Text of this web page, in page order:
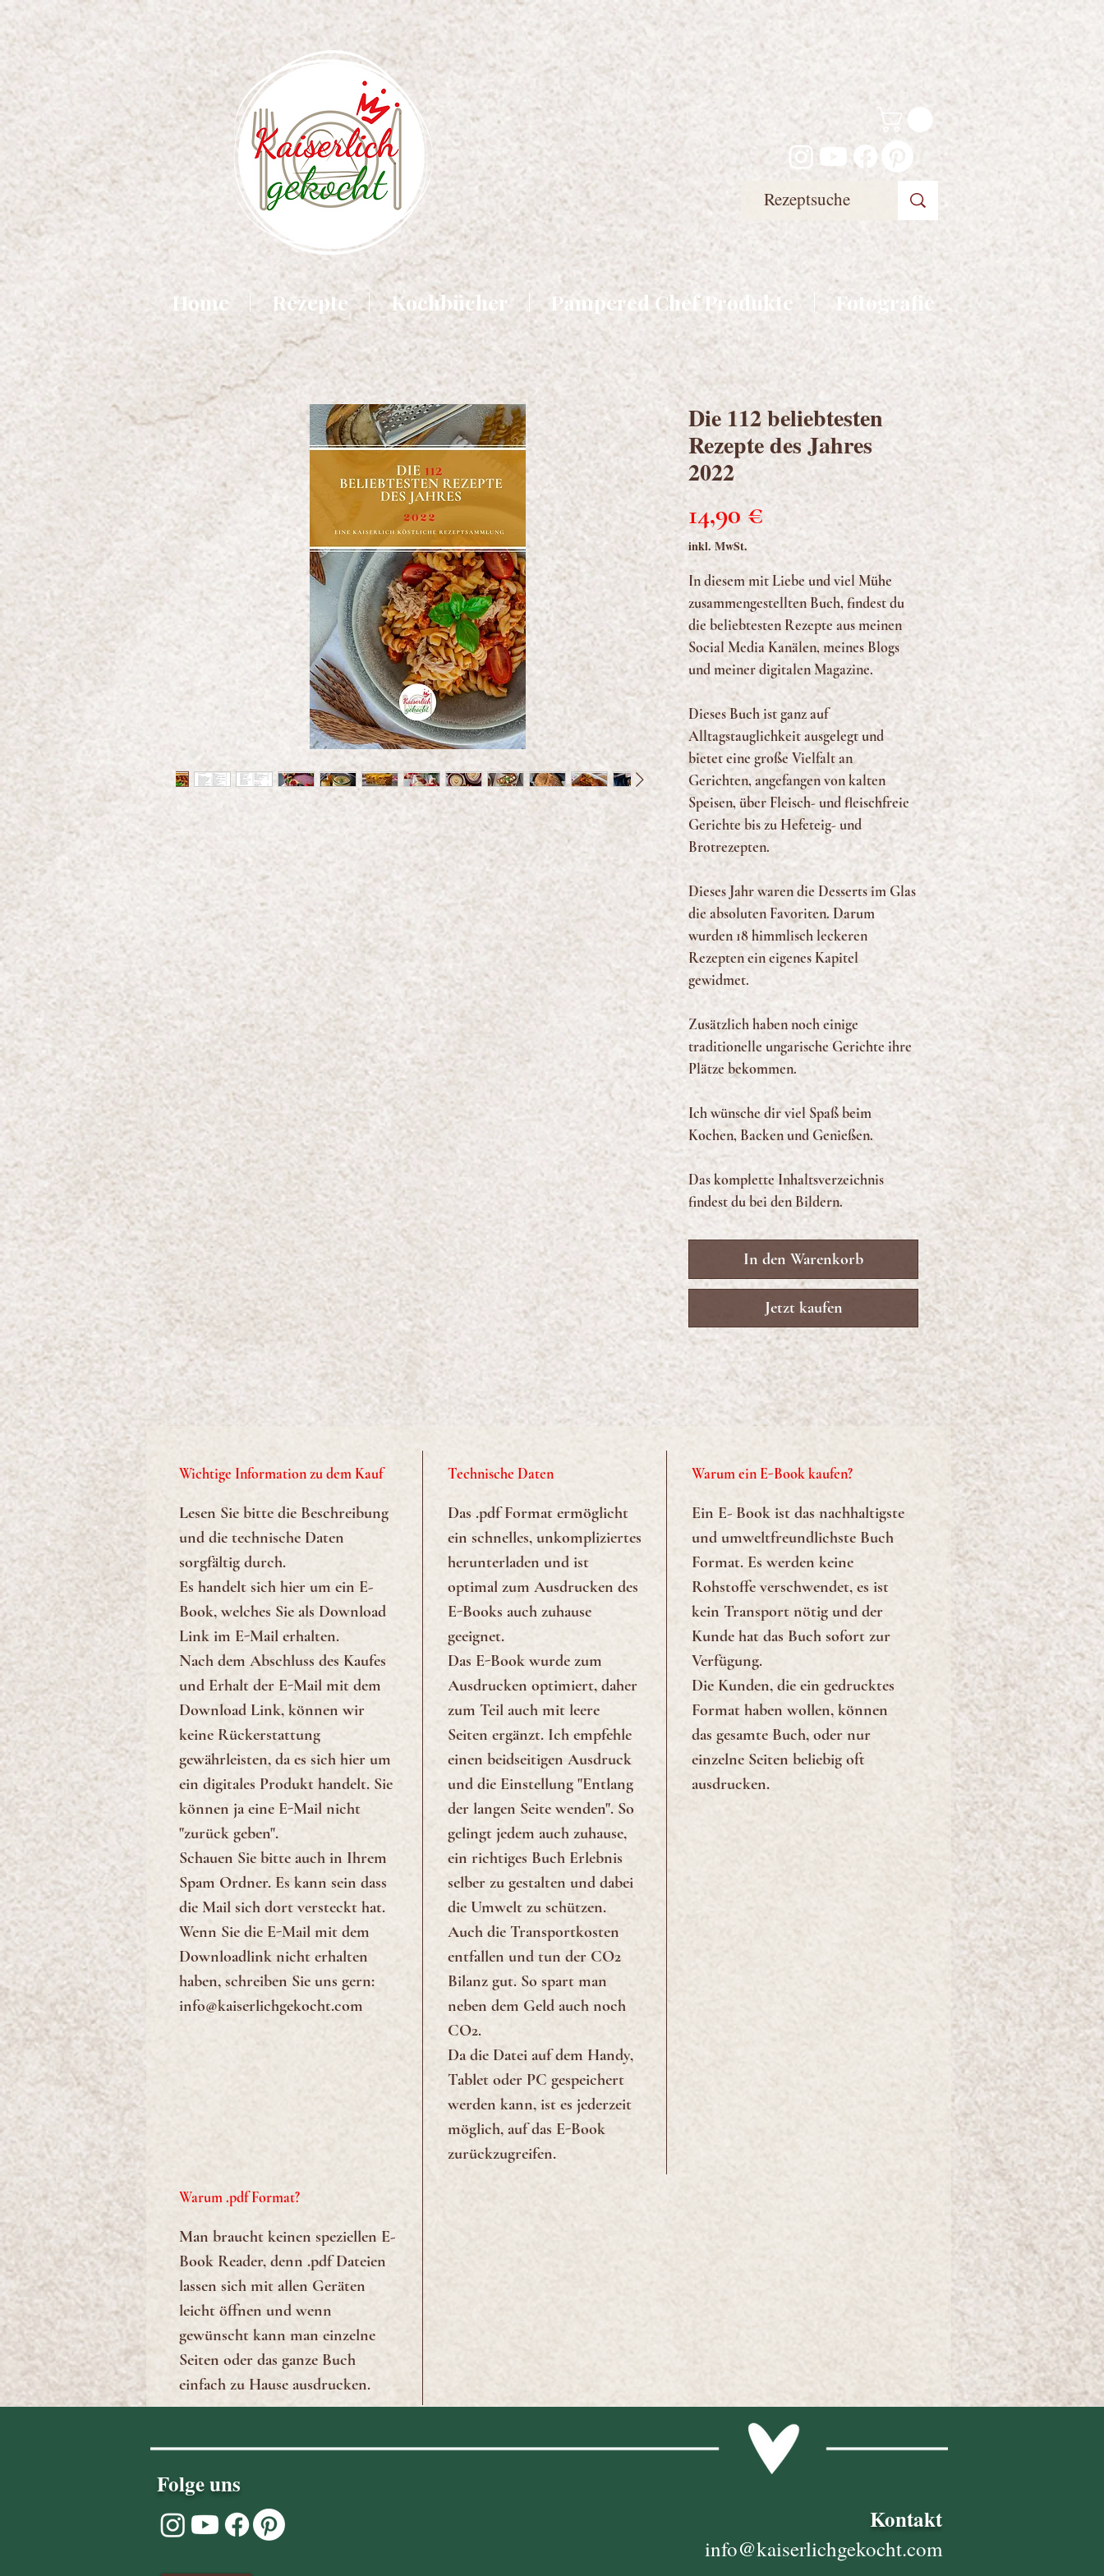
Home Rezepte Kochbücher Pampered Chef Produkte Fotografie
Die 112 beliebtesten
Rezepte des Jahres
2022
14,90 €Preis
inkl. MwSt.
In diesem mit Liebe und viel Mühe
zusammengestellten Buch, findest du
die beliebtesten Rezepte aus meinen
Social Media Kanälen, meines Blogs
und meiner digitalen Magazine.
Dieses Buch ist ganz auf
Alltagstauglichkeit ausgelegt und
bietet eine große Vielfalt an
Gerichten, angefangen von kalten
Speisen, über Fleisch- und fleischfreie
Gerichte bis zu Hefeteig- und
Brotrezepten.
Dieses Jahr waren die Desserts im Glas
die absoluten Favoriten. Darum
wurden 18 himmlisch leckeren
Rezepten ein eigenes Kapitel
gewidmet.
Zusätzlich haben noch einige
traditionelle ungarische Gerichte ihre
Plätze bekommen.
Ich wünsche dir viel Spaß beim
Kochen, Backen und Genießen.
Das komplette Inhaltsverzeichnis
findest du bei den Bildern.
In den Warenkorb
Jetzt kaufen
Wichtige Information zu dem Kauf
Lesen Sie bitte die Beschreibung
und die technische Daten
sorgfältig durch.
Es handelt sich hier um ein E-
Book, welches Sie als Download
Link im E-Mail erhalten.
Nach dem Abschluss des Kaufes
und Erhalt der E-Mail mit dem
Download Link, können wir
keine Rückerstattung
gewährleisten, da es sich hier um
ein digitales Produkt handelt. Sie
können ja eine E-Mail nicht
"zurück geben".
Schauen Sie bitte auch in Ihrem
Spam Ordner. Es kann sein dass
die Mail sich dort versteckt hat.
Wenn Sie die E-Mail mit dem
Downloadlink nicht erhalten
haben, schreiben Sie uns gern:
info@kaiserlichgekocht.com
Technische Daten
Das .pdf Format ermöglicht
ein schnelles, unkompliziertes
herunterladen und ist
optimal zum Ausdrucken des
E-Books auch zuhause
geeignet.
Das E-Book wurde zum
Ausdrucken optimiert, daher
zum Teil auch mit leere
Seiten ergänzt. Ich empfehle
einen beidseitigen Ausdruck
und die Einstellung "Entlang
der langen Seite wenden". So
gelingt jedem auch zuhause,
ein richtiges Buch Erlebnis
selber zu gestalten und dabei
die Umwelt zu schützen.
Auch die Transportkosten
entfallen und tun der CO2
Bilanz gut. So spart man
neben dem Geld auch noch
CO2.
Da die Datei auf dem Handy,
Tablet oder PC gespeichert
werden kann, ist es jederzeit
möglich, auf das E-Book
zurückzugreifen.
Warum ein E-Book kaufen?
Ein E- Book ist das nachhaltigste
und umweltfreundlichste Buch
Format. Es werden keine
Rohstoffe verschwendet, es ist
kein Transport nötig und der
Kunde hat das Buch sofort zur
Verfügung.
Die Kunden, die ein gedrucktes
Format haben wollen, können
das gesamte Buch, oder nur
einzelne Seiten beliebig oft
ausdrucken.
Warum .pdf Format?
Man braucht keinen speziellen E-
Book Reader, denn .pdf Dateien
lassen sich mit allen Geräten
leicht öffnen und wenn
gewünscht kann man einzelne
Seiten oder das ganze Buch
einfach zu Hause ausdrucken.
Folge uns
Kontakt
info@kaiserlichgekocht.com